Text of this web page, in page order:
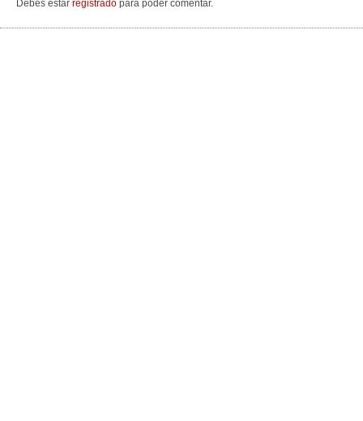
Debes estar registrado para poder comentar.